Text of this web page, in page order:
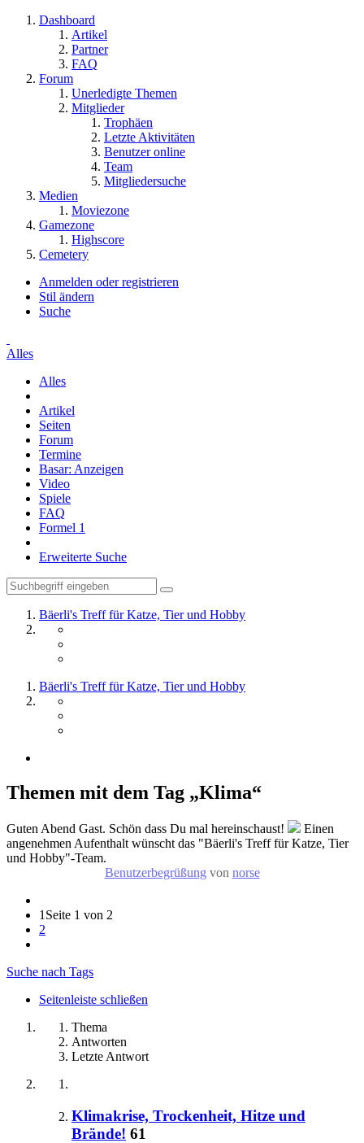
Dashboard
Artikel
Partner
FAQ
Forum
Unerledigte Themen
Mitglieder
Trophäen
Letzte Aktivitäten
Benutzer online
Team
Mitgliedersuche
Medien
Moviezone
Gamezone
Highscore
Cemetery
Anmelden oder registrieren
Stil ändern
Suche
Alles
Alles
Artikel
Seiten
Forum
Termine
Basar: Anzeigen
Video
Spiele
FAQ
Formel 1
Erweiterte Suche
Bäerli's Treff für Katze, Tier und Hobby
Bäerli's Treff für Katze, Tier und Hobby
Themen mit dem Tag „Klima“
Guten Abend Gast. Schön dass Du mal hereinschaust!
Einen
angenehmen Aufenthalt wünscht das "Bäerli's Treff für Katze, Tier
und Hobby"-Team.
Benutzerbegrüßung von norse
1 Seite 1 von 2
2
Suche nach Tags
Seitenleiste schließen
Thema
Antworten
Letzte Antwort
Klimakrise, Trockenheit, Hitze und
Brände! 61